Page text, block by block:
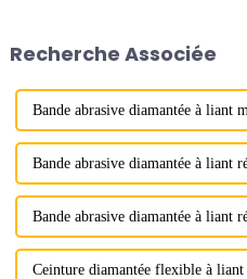
élevés. Cependant, leur coût
Recherche Associée
Bande abrasive diamantée à liant
Bande abrasive diamantée à liant
Bande abrasive diamantée à liant
Ceinture diamantée flexible à liant